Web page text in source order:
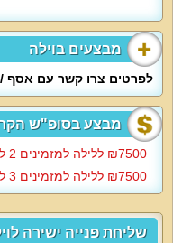
מבצעים בוילה
לפרטים צרו קשר עם אסף /
מבצע בסופ"ש
7500‏₪ ללילה למזמינים 2 לילות בחמישי (06.08) עד 20 אורחים
7500‏₪ ללילה למזמינים 3 לילות בחמישי (06.08) עד 20 אורחים
שליחת פנייה ישירה